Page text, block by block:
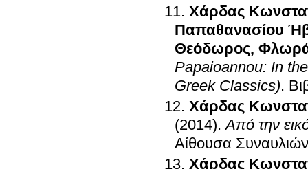
Χάρδας
Παπαθανασίου
Θεόδωρος,
Papaioannou: In
Greek Classics).
Χάρδας
(2014).Από την
Αίθουσα
Χάρδας